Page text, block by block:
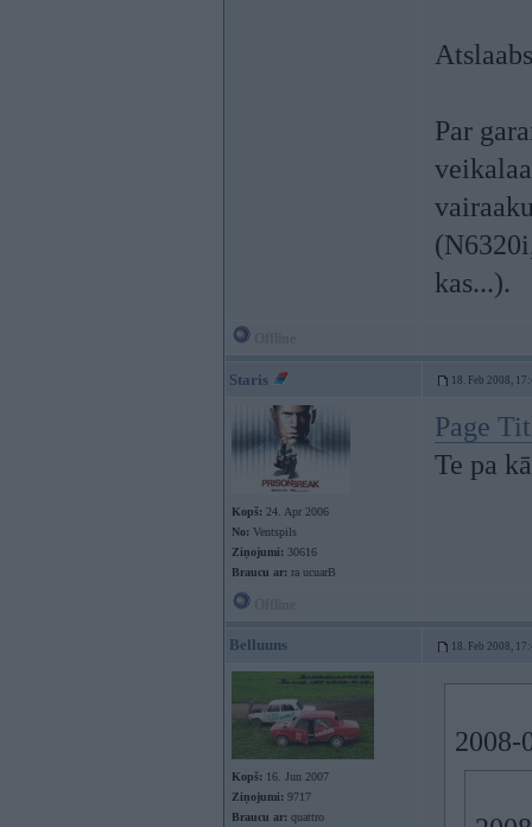
Par
kas...).
Staris 18. Feb 2008,
Kopš: 24. Apr 2006
No: Ventspils
Ziņojumi: 30616
Braucu ar: ra ucuarB
Page
Te pa
Belluuns 18. Feb 2008,
Kopš: 16. Jun 2007
Ziņojumi: 9717
Braucu ar: quattro
2008-